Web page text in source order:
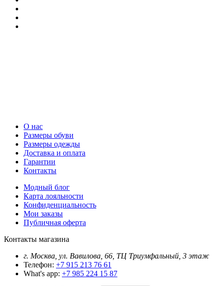
О нас
Размеры обуви
Размеры одежды
Доставка и оплата
Гарантии
Контакты
Модный блог
Карта лояльности
Конфиденциальность
Мои заказы
Публичная оферта
Контакты магазина
г. Москва, ул. Вавилова, 66, ТЦ Триумфальный, 3 этаж
Телефон: +7 915 213 76 61
What's app: +7 985 224 15 87